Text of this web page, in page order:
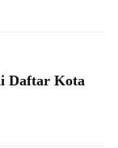
Daftar Kota